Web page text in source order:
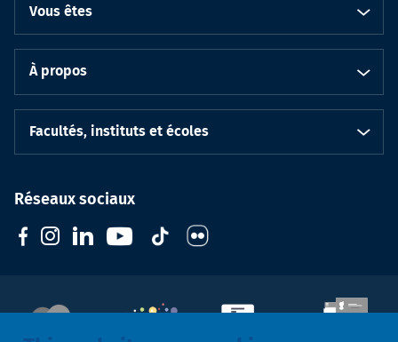
Vous êtes
À propos
Facultés, instituts et écoles
Réseaux sociaux